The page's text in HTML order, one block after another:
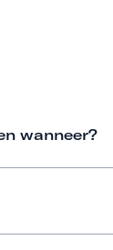
wanneer?